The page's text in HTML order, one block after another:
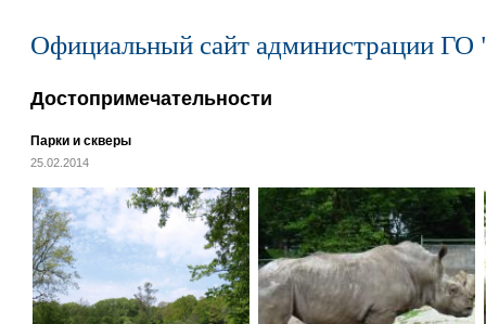
Официальный сайт администрации ГО
Достопримечательности
Парки и скверы
25.02.2014